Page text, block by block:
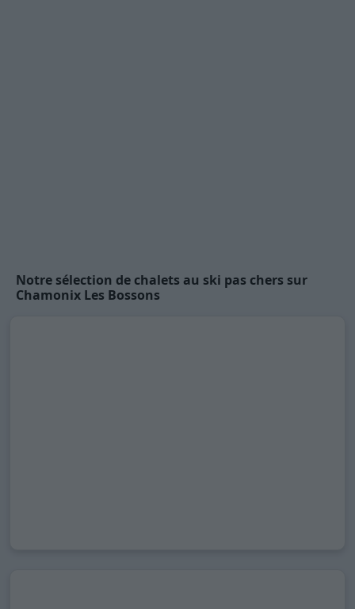
Notre sélection de chalets au ski pas chers sur
Chamonix Les Bossons